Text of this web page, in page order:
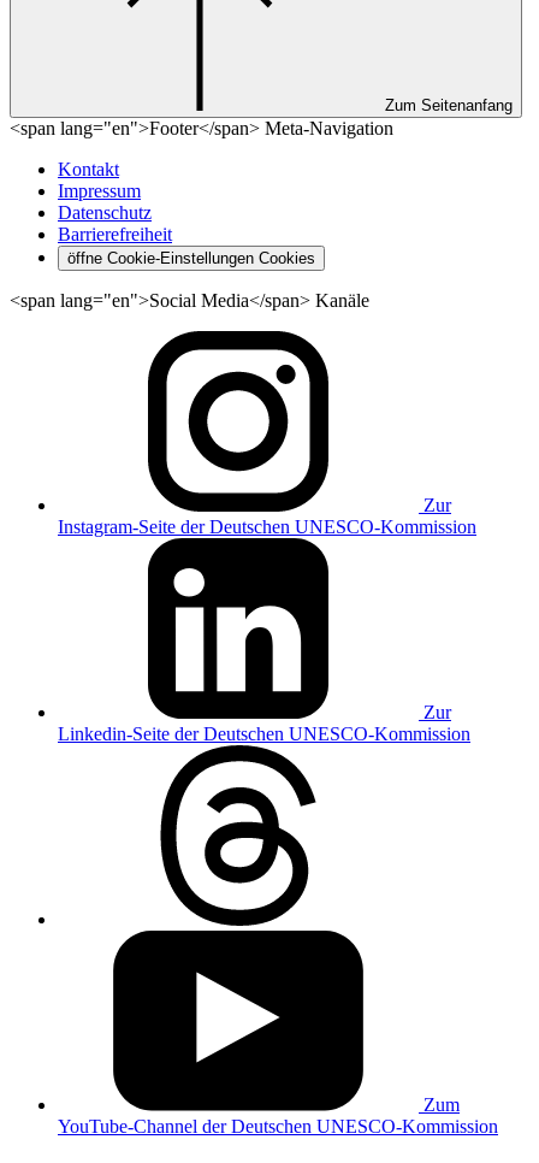
Zum Seitenanfang
<span lang="en">Footer</span> Meta-Navigation
Kontakt
Impressum
Datenschutz
Barrierefreiheit
öffne Cookie-Einstellungen Cookies
<span lang="en">Social Media</span> Kanäle
Zur
Instagram-Seite der Deutschen UNESCO-Kommission
Zur
Linkedin-Seite der Deutschen UNESCO-Kommission
Zum
YouTube-Channel der Deutschen UNESCO-Kommission